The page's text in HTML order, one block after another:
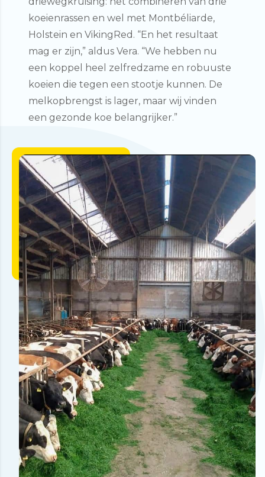
koeienrassen en wel met Montbéliarde,
Holstein en VikingRed. “En het resultaat
mag er zijn,” aldus Vera. “We hebben nu
een koppel heel zelfredzame en robuuste
koeien die tegen een stootje kunnen. De
melkopbrengst is lager, maar wij vinden
een gezonde koe belangrijker.”